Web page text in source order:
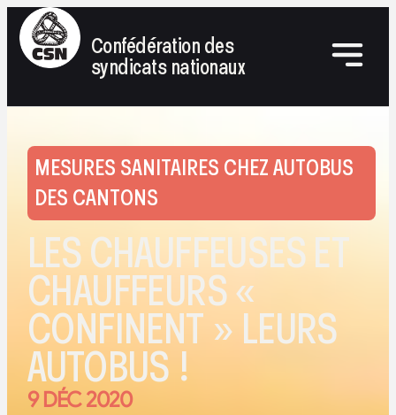
Confédération des
syndicats nationaux
MESURES SANITAIRES CHEZ AUTOBUS
DES CANTONS
LES CHAUFFEUSES ET
CHAUFFEURS «
CONFINENT » LEURS
AUTOBUS !
9 DÉC 2020